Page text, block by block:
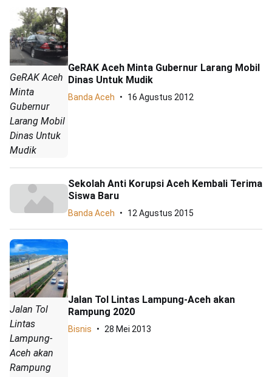
GeRAK Aceh
Minta
Gubernur
Larang Mobil
Dinas Untuk
Mudik
GeRAK Aceh Minta Gubernur Larang Mobil
Dinas Untuk Mudik
Banda Aceh 16 Agustus 2012
Sekolah Anti Korupsi Aceh Kembali Terima
Siswa Baru
Banda Aceh 12 Agustus 2015
Jalan Tol
Lintas
Lampung-
Aceh akan
Rampung
Jalan Tol Lintas Lampung-Aceh akan
Rampung 2020
Bisnis 28 Mei 2013